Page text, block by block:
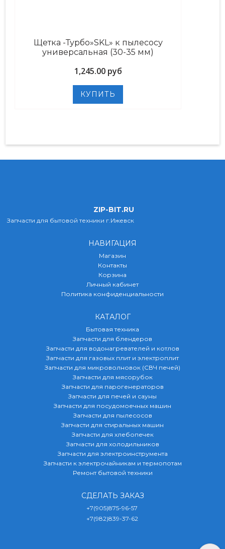
Щетка -Турбо»SKL» к пылесосу
универсальная (30-35 мм)
1,245.00 руб
ZIP-BIT.RU
Запчасти для бытовой техники г.Ижевск
НАВИГАЦИЯ
Магазин
Контакты
Корзина
Личный кабинет
Политика конфиденциальности
КАТАЛОГ
Бытовая техника
Запчасти для блендеров
Запчасти для водонагревателей и котлов
Запчасти для газовых плит и электроплит
Запчасти для микроволновок (СВЧ печей)
Запчасти для мясорубок
Запчасти для парогенераторов
Запчасти для печей и сауны
Запчасти для посудомоечных машин
Запчасти для пылесосов
Запчасти для стиральных машин
Запчасти для хлебопечек
Запчасти для холодильников
Запчасти для электроинструмента
Запчасти к электрочайникам и термопотам
Ремонт бытовой техники
СДЕЛАТЬ ЗАКАЗ
+7(905)875-96-57
+7(982)839-37-62